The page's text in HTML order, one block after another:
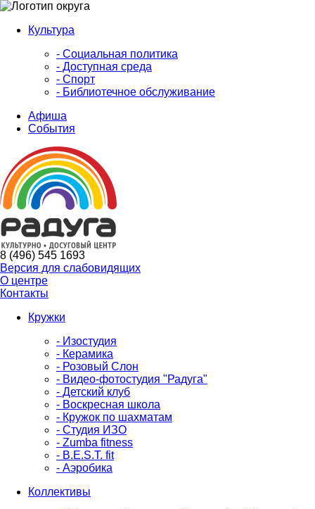
Культура
- Социальная политика
- Доступная среда
- Спорт
- Библиотечное обслуживание
Афиша
События
8 (496) 545 1693
Версия для слабовидящих
О центре
Контакты
Кружки
- Изостудия
- Керамика
- Розовый Слон
- Видео-фотостудия "Радуга"
- Детский клуб
- Воскресная школа
- Кружок по шахматам
- Студия ИЗО
- Zumba fitness
- B.E.S.T. fit
- Аэробика
Коллективы